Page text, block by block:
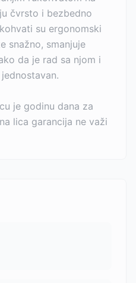
čvrsto i bezbedno
su ergonomski
snažno, smanjuje
da je rad sa njom i
je godinu dana za
lica garancija ne važi